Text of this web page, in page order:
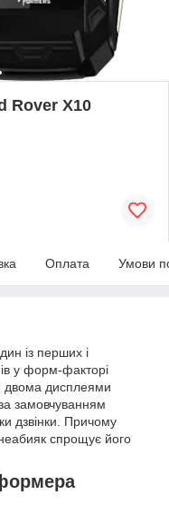
Rover X10
Оплата Умови
із перших і
у форм-факторі
двома дисплеями
замовчуванням
дзвінки. Причому
спрощує його